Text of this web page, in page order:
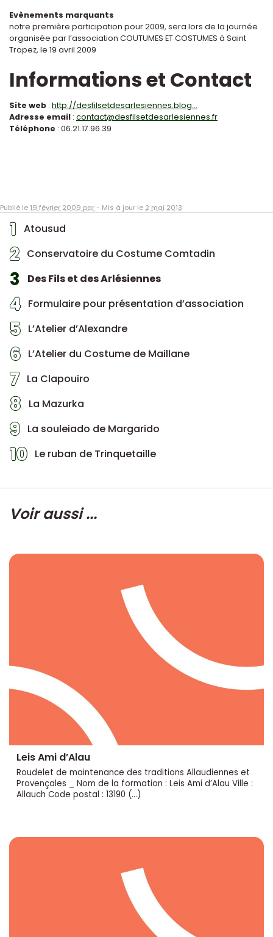
1 Atousud
2 Conservatoire du Costume Comtadin
3 Des Fils et des Arlésiennes
4 Formulaire pour présentation d’association
5 L’Atelier d’Alexandre
6 L’Atelier du Costume de Maillane
7 La Clapouiro
8 La Mazurka
9 La souleiado de Margarido
10 Le ruban de Trinquetaille
Evènements marquants
notre première participation pour 2009, sera lors de la journée
organisée par l’association COUTUMES ET COSTUMES à Saint
Tropez, le 19 avril 2009
Informations et Contact
Site web : http://desfilsetdesarlesiennes.blog...
Adresse email : contact@desfilsetdesarlesiennes.fr
Téléphone : 06.21.17.96.39
Publié le 19 février 2009 par- Mis à jour le 2 mai 2013
Voir aussi ...
Leis Ami d’Alau
Roudelet de maintenance des traditions Allaudiennes et
Provençales _ Nom de la formation : Leis Ami d’Alau Ville :
Allauch Code postal : 13190 (…)